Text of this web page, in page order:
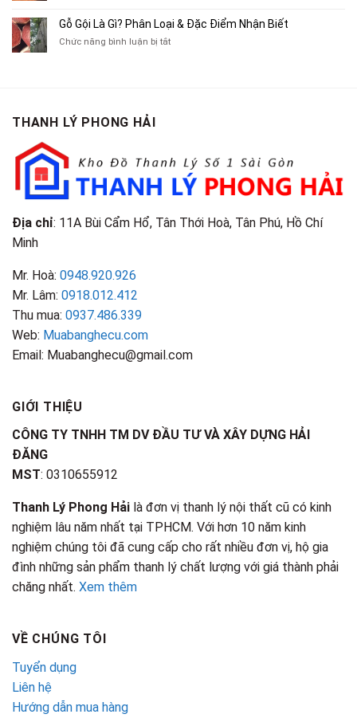
Cũ
TP.HCM
Tạp
Chí
Bán
Áo
Chít
Là
Gỗ Gội Là Gì? Phân Loại & Đặc Điểm Nhận Biết
Chức năng bình luận bị tắtở
Điểm
Nhận
Biết
THANH LÝ PHONG HẢI
Địa chỉ: 11A Bùi Cẩm Hổ, Tân Thới Hoà, Tân Phú, Hồ Chí
Minh
Mr. Hoà: 0948.920.926
Mr. Lâm: 0918.012.412
Thu mua: 0937.486.339
Web: Muabanghecu.com
Email: Muabanghecu@gmail.com
GIỚI THIỆU
CÔNG TY TNHH TM DV ĐẦU TƯ VÀ XÂY DỰNG HẢI
ĐĂNG
MST: 0310655912
Thanh Lý Phong Hải là đơn vị thanh lý nội thất cũ có kinh
nghiệm lâu năm nhất tại TPHCM. Với hơn 10 năm kinh
nghiệm chúng tôi đã cung cấp cho rất nhiều đơn vị, hộ gia
đình những sản phẩm thanh lý chất lượng với giá thành phải
chăng nhất. Xem thêm
VỀ CHÚNG TÔI
Tuyển dụng
Liên hệ
Hướng dẫn mua hàng